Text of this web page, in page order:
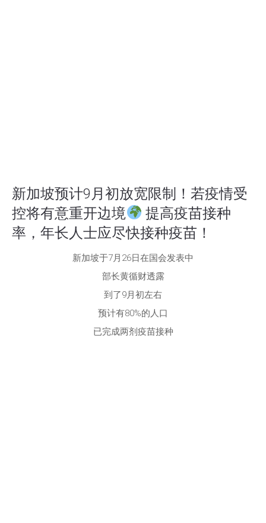
新加坡预计9月初放宽限制！若疫情受
控将有意重开边境
提高疫苗接种
率，年长人士应尽快接种疫苗！
新加坡于7月26日在国会发表中
部长黄循财透露
到了9月初左右
预计有80%的人口
已完成两剂疫苗接种